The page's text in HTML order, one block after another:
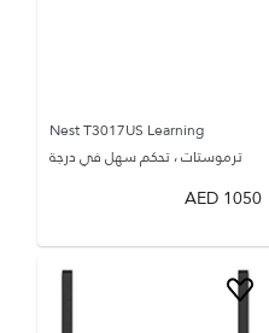
Nest T3017US Learning
ترموستات ، تحكم سهل في درجة
1050
AED